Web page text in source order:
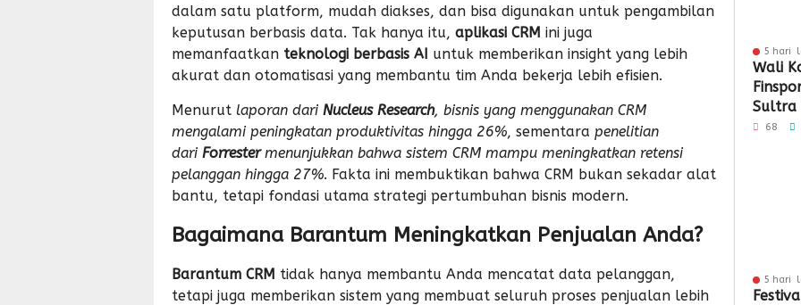
dalam satu platform, mudah diakses, dan bisa digunakan untuk pengambilan
keputusan berbasis data. Tak hanya itu, aplikasi CRM ini juga
memanfaatkan teknologi berbasis AI untuk memberikan insight yang lebih
akurat dan otomatisasi yang membantu tim Anda bekerja lebih efisien.
Menurut laporan dari Nucleus Research, bisnis yang menggunakan CRM
mengalami peningkatan produktivitas hingga 26%, sementara penelitian
dari Forrestermenunjukkan bahwa sistem CRM mampu meningkatkan retensi
pelanggan hingga 27%. Fakta ini membuktikan bahwa CRM bukan sekadar alat
bantu, tetapi fondasi utama strategi pertumbuhan bisnis modern.
Bagaimana Barantum Meningkatkan Penjualan Anda?
Barantum CRM tidak hanya membantu Anda mencatat data pelanggan,
tetapi juga memberikan sistem yang membuat seluruh proses penjualan lebih
5 hari
Wali
Sultra
Sinergi
68
5 hari